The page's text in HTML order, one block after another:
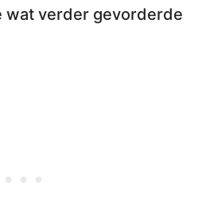
wat verder gevorderde